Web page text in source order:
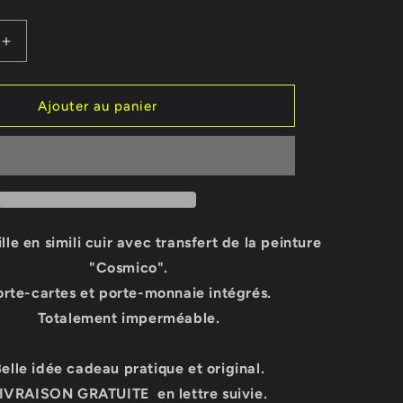
Augmenter
la
quantité
PORTEFEUILLE
Ajouter au panier
en simili cuir avec transfert de la peinture
"Cosmico".
cartes et porte-monnaie intégrés.
Totalement imperméable.
idée cadeau pratique et original.
GRATUITE en lettre suivie.